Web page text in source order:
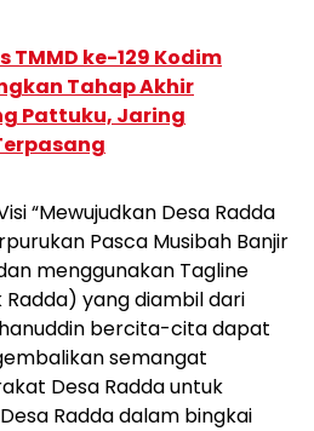
TMMD ke-129 Kodim
Tahap Akhir
Pattuku, Jaring
“Mewujudkan Desa Radda
Pasca Musibah Banjir
menggunakan Tagline
Radda) yang diambil dari
bercita-cita dapat
semangat
Desa Radda untuk
Radda dalam bingkai